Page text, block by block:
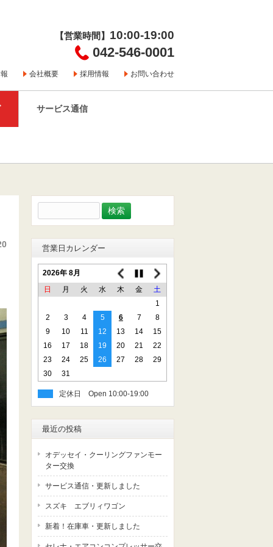
【営業時間】 10:00-19:00
042-546-0001
会社概要 採用情報 お問い合わせ
サービス通信
索:
営業日カレンダー
2026年 8月
日
月 火 水 木 金
土
1
2
3 4 5 6 7
8
9
10 11 12 13 14
15
16
17 18 19 20 21
22
23
24 25 26 27 28
29
30
31
定休日
最近の投稿
オデッセイ・クーリングファンモー
ター交換
サービス通信・更新しました
スズキ エブリィワゴン
新着！在庫車・更新しました